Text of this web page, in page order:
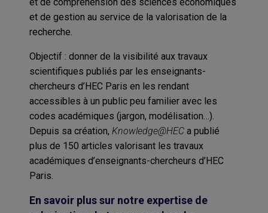
et de compréhension des sciences économiques
et de gestion au service de la valorisation de la
recherche.
Objectif : donner de la visibilité aux travaux
scientifiques publiés par les enseignants-
chercheurs d’HEC Paris en les rendant
accessibles à un public peu familier avec les
codes académiques (jargon, modélisation…).
Depuis sa création, Knowledge@HECa publié
plus de 150 articles valorisant les travaux
académiques d’enseignants-chercheurs d’HEC
Paris.
En savoir plus sur notre expertise de